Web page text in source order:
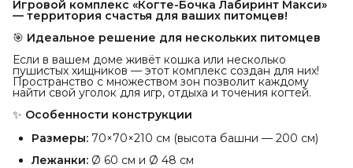
Игровой комплекс «Когте-Бочка Лабиринт Макси»
— территория счастья для ваших питомцев!
🎯 Идеальное решение для нескольких питомцев
Если в вашем доме живёт кошка или несколько
пушистых хищников — этот комплекс создан для них!
Пространство с множеством зон позволит каждому
найти свой уголок для игр, отдыха и точения когтей.
✨ Особенности конструкции
Размеры: 70×70×210 см (высота башни — 200 см)
Лежанки: Ø 60 см и Ø 48 см